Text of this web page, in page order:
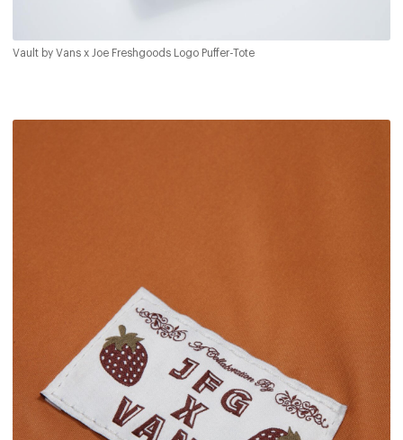
Vault by Vans x Joe Freshgoods Logo Puffer-Tote